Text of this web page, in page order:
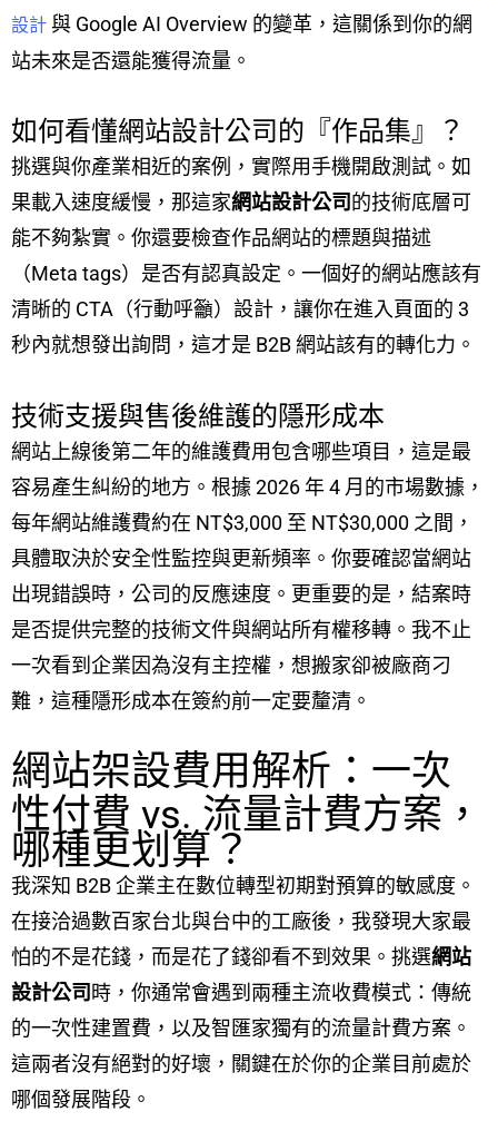
設計 與 Google AI Overview 的變革，這關係到你的網
站未來是否還能獲得流量。
如何看懂網站設計公司的『作品集』？
挑選與你產業相近的案例，實際用手機開啟測試。如
果載入速度緩慢，那這家網站設計公司的技術底層可
能不夠紮實。你還要檢查作品網站的標題與描述
（Meta tags）是否有認真設定。一個好的網站應該有
清晰的 CTA（行動呼籲）設計，讓你在進入頁面的 3
秒內就想發出詢問，這才是 B2B 網站該有的轉化力。
技術支援與售後維護的隱形成本
網站上線後第二年的維護費用包含哪些項目，這是最
容易產生糾紛的地方。根據 2026 年 4 月的市場數據，
每年網站維護費約在 NT$3,000 至 NT$30,000 之間，
具體取決於安全性監控與更新頻率。你要確認當網站
出現錯誤時，公司的反應速度。更重要的是，結案時
是否提供完整的技術文件與網站所有權移轉。我不止
一次看到企業因為沒有主控權，想搬家卻被廠商刁
難，這種隱形成本在簽約前一定要釐清。
網站架設費用解析：一次
性付費 vs. 流量計費方案，
哪種更划算？
我深知 B2B 企業主在數位轉型初期對預算的敏感度。
在接洽過數百家台北與台中的工廠後，我發現大家最
怕的不是花錢，而是花了錢卻看不到效果。挑選網站
設計公司時，你通常會遇到兩種主流收費模式：傳統
的一次性建置費，以及智匯家獨有的流量計費方案。
這兩者沒有絕對的好壞，關鍵在於你的企業目前處於
哪個發展階段。